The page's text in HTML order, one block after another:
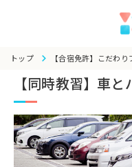
トップ 【合宿免許】こだわり
【同時教習】車